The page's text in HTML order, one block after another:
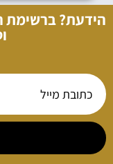
הידעת? ברשימת